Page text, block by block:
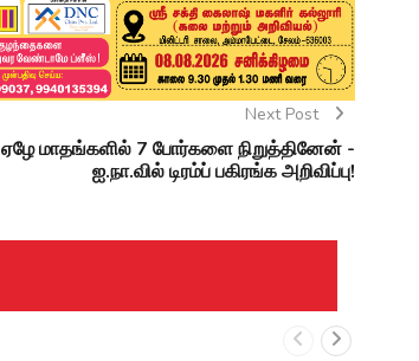
Next Post
ஏழே மாதங்களில் 7 போர்களை நிறுத்தினேன் -
ஐ.நா.வில் டிரம்ப் பகிரங்க அறிவிப்பு!